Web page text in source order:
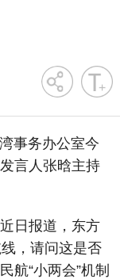
字号
事务办公室今
言人张晗主持
日报道，东方
，请问这是否
航“小两会”机制